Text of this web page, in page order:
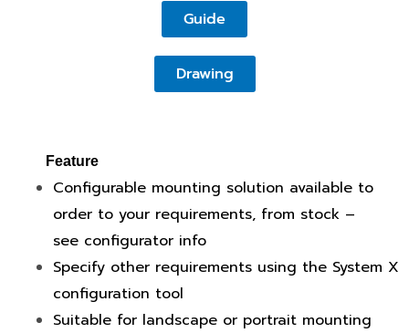
Guide
Drawing
Feature
Configurable mounting solution available to
order to your requirements, from stock –
see configurator info
Specify other requirements using the System X
configuration tool
Suitable for landscape or portrait mounting